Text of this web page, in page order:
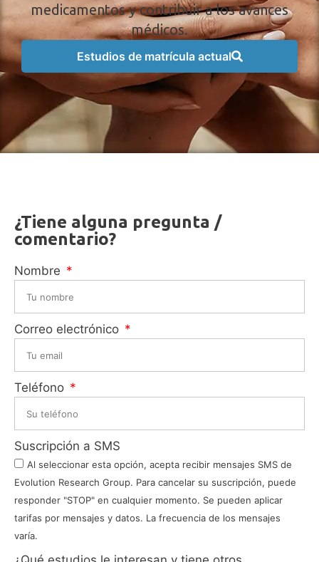
medicamentos y contribuir a los avances
médicos.
Estudios de matrícula actual
¿Tiene alguna pregunta /
comentario?
Nombre
Correo electrónico
Teléfono
Suscripción a SMS
Al seleccionar esta opción, acepta recibir mensajes SMS de
Evolution Research Group. Para cancelar su suscripción, puede
responder "STOP" en cualquier momento. Se pueden aplicar
tarifas por mensajes y datos. La frecuencia de los mensajes
varía.